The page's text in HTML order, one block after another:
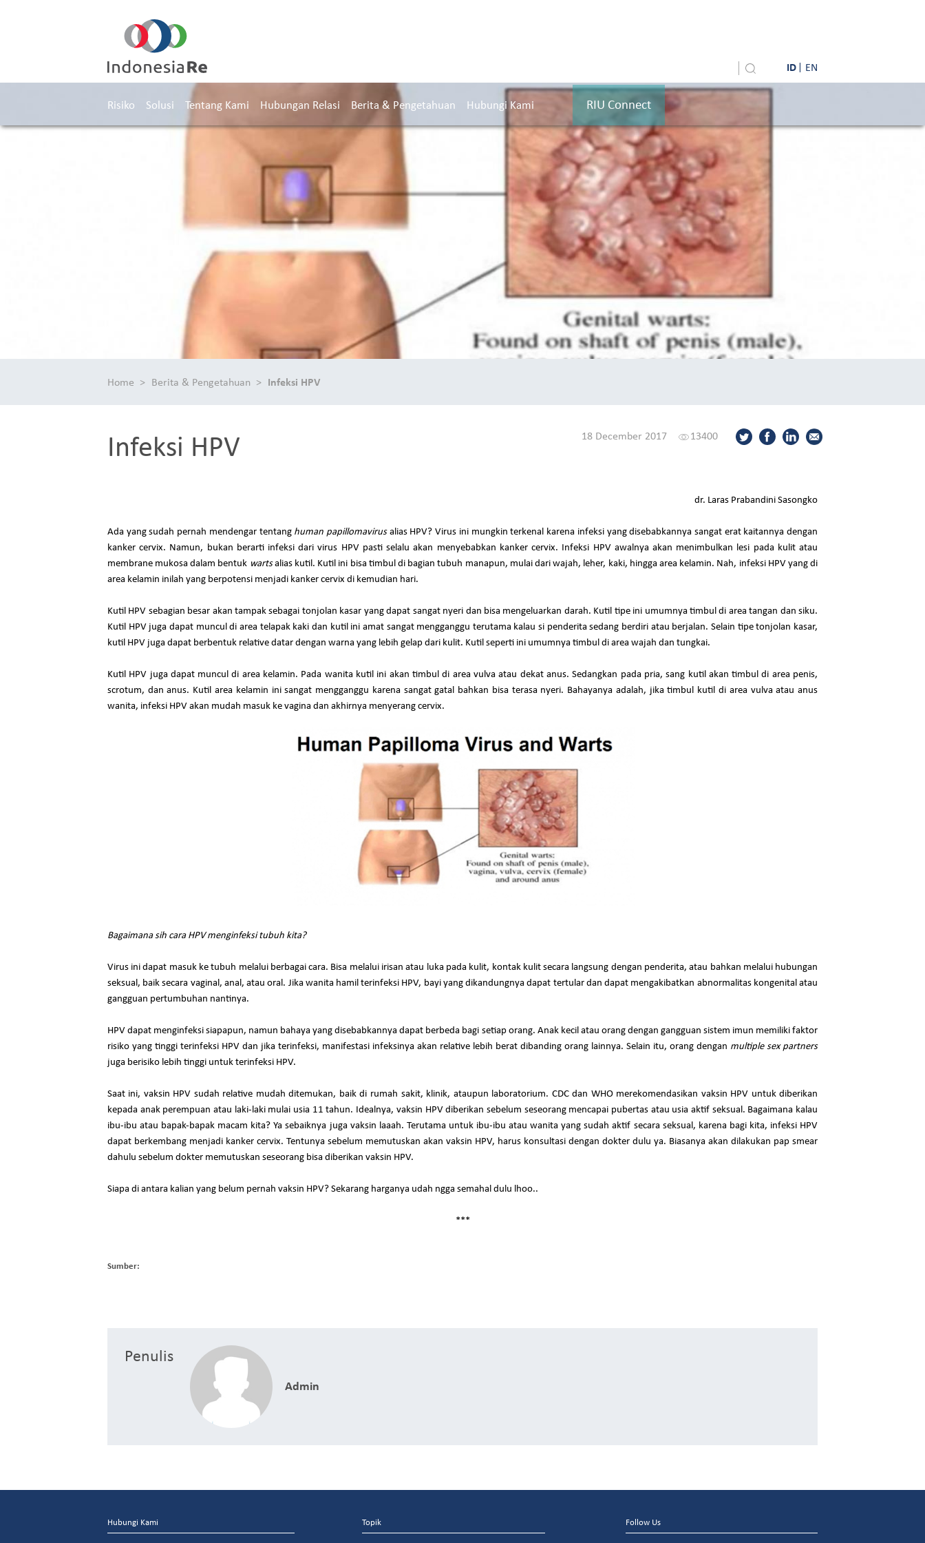
ID EN
Risiko Solusi Tentang Kami Hubungan Relasi Berita & Pengetahuan Hubungi Kami RIU Connect
Home Berita & Pengetahuan Infeksi HPV
18 December 2017 13400
Infeksi HPV
dr. Laras Prabandini Sasongko
Ada yang sudah pernah mendengar tentang human papillomavirusalias HPV? Virus ini mungkin terkenal karena infeksi yang disebabkannya sangat erat kaitannya dengan
kanker cervix. Namun, bukan berarti infeksi dari virus HPV pasti selalu akan menyebabkan kanker cervix. Infeksi HPV awalnya akan menimbulkan lesi pada kulit atau
membrane mukosa dalam bentuk wartsalias kutil. Kutil ini bisa timbul di bagian tubuh manapun, mulai dari wajah, leher, kaki, hingga area kelamin. Nah, infeksi HPV yang di
area kelamin inilah yang berpotensi menjadi kanker cervix di kemudian hari.
Kutil HPV sebagian besar akan tampak sebagai tonjolan kasar yang dapat sangat nyeri dan bisa mengeluarkan darah. Kutil tipe ini umumnya timbul di area tangan dan siku.
Kutil HPV juga dapat muncul di area telapak kaki dan kutil ini amat sangat mengganggu terutama kalau si penderita sedang berdiri atau berjalan. Selain tipe tonjolan kasar,
kutil HPV juga dapat berbentuk relative datar dengan warna yang lebih gelap dari kulit. Kutil seperti ini umumnya timbul di area wajah dan tungkai.
Kutil HPV juga dapat muncul di area kelamin. Pada wanita kutil ini akan timbul di area vulva atau dekat anus. Sedangkan pada pria, sang kutil akan timbul di area penis,
scrotum, dan anus. Kutil area kelamin ini sangat mengganggu karena sangat gatal bahkan bisa terasa nyeri. Bahayanya adalah, jika timbul kutil di area vulva atau anus
wanita, infeksi HPV akan mudah masuk ke vagina dan akhirnya menyerang cervix.
Bagaimana sih cara HPV menginfeksi tubuh kita?
Virus ini dapat masuk ke tubuh melalui berbagai cara. Bisa melalui irisan atau luka pada kulit, kontak kulit secara langsung dengan penderita, atau bahkan melalui hubungan
seksual, baik secara vaginal, anal, atau oral. Jika wanita hamil terinfeksi HPV, bayi yang dikandungnya dapat tertular dan dapat mengakibatkan abnormalitas kongenital atau
gangguan pertumbuhan nantinya.
HPV dapat menginfeksi siapapun, namun bahaya yang disebabkannya dapat berbeda bagi setiap orang. Anak kecil atau orang dengan gangguan sistem imun memiliki faktor
risiko yang tinggi terinfeksi HPV dan jika terinfeksi, manifestasi infeksinya akan relative lebih berat dibanding orang lainnya. Selain itu, orang dengan multiple sex partners
juga berisiko lebih tinggi untuk terinfeksi HPV.
Saat ini, vaksin HPV sudah relative mudah ditemukan, baik di rumah sakit, klinik, ataupun laboratorium. CDC dan WHO merekomendasikan vaksin HPV untuk diberikan
kepada anak perempuan atau laki-laki mulai usia 11 tahun. Idealnya, vaksin HPV diberikan sebelum seseorang mencapai pubertas atau usia aktif seksual. Bagaimana kalau
ibu-ibu atau bapak-bapak macam kita? Ya sebaiknya juga vaksin laaah. Terutama untuk ibu-ibu atau wanita yang sudah aktif secara seksual, karena bagi kita, infeksi HPV
dapat berkembang menjadi kanker cervix. Tentunya sebelum memutuskan akan vaksin HPV, harus konsultasi dengan dokter dulu ya. Biasanya akan dilakukan pap smear
dahulu sebelum dokter memutuskan seseorang bisa diberikan vaksin HPV.
Siapa di antara kalian yang belum pernah vaksin HPV? Sekarang harganya udah ngga semahal dulu lhoo..
***
Sumber:
Penulis
Admin
Hubungi Kami Topik Follow Us